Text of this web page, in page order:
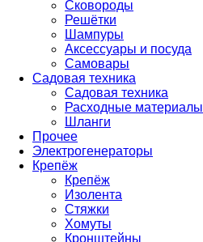
Сковороды
Решётки
Шампуры
Аксессуары и посуда
Самовары
Садовая техника
Садовая техника
Расходные материалы
Шланги
Прочее
Электрогенераторы
Крепёж
Крепёж
Изолента
Стяжки
Хомуты
Кронштейны